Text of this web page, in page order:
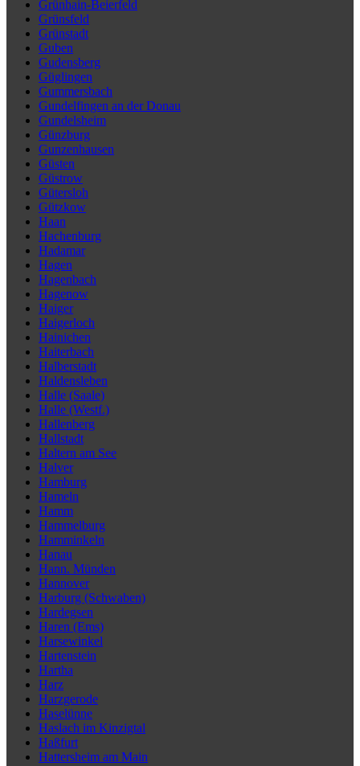
Grünhain-Beierfeld
Grünsfeld
Grünstadt
Guben
Gudensberg
Güglingen
Gummersbach
Gundelfingen an der Donau
Gundelsheim
Günzburg
Gunzenhausen
Güsten
Güstrow
Gütersloh
Gützkow
Haan
Hachenburg
Hadamar
Hagen
Hagenbach
Hagenow
Haiger
Haigerloch
Hainichen
Haiterbach
Halberstadt
Haldensleben
Halle (Saale)
Halle (Westf.)
Hallenberg
Hallstadt
Haltern am See
Halver
Hamburg
Hameln
Hamm
Hammelburg
Hamminkeln
Hanau
Hann. Münden
Hannover
Harburg (Schwaben)
Hardegsen
Haren (Ems)
Harsewinkel
Hartenstein
Hartha
Harz
Harzgerode
Haselünne
Haslach im Kinzigtal
Haßfurt
Hattersheim am Main